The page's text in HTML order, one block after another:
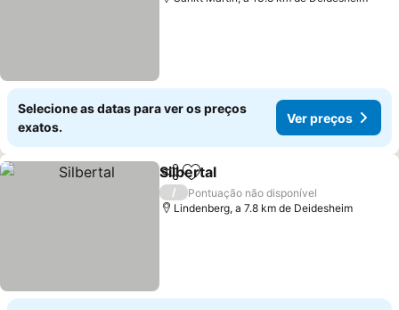
Selecione as datas para ver os preços
exatos.
Ver preços
PartilharAdicionar aos favoritos
Silbertal
/
Pontuação não disponível
Lindenberg, a 7.8 km de Deidesheim